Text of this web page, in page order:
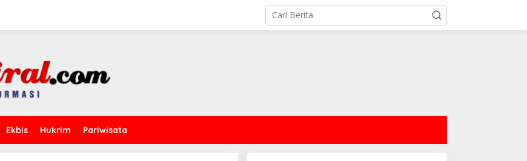
Ekbis Hukrim Pariwisata